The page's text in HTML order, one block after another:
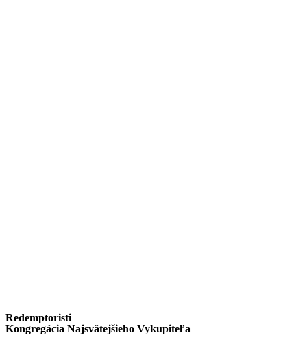
Redemptoristi
Kongregácia Najsvätejšieho Vykupiteľa